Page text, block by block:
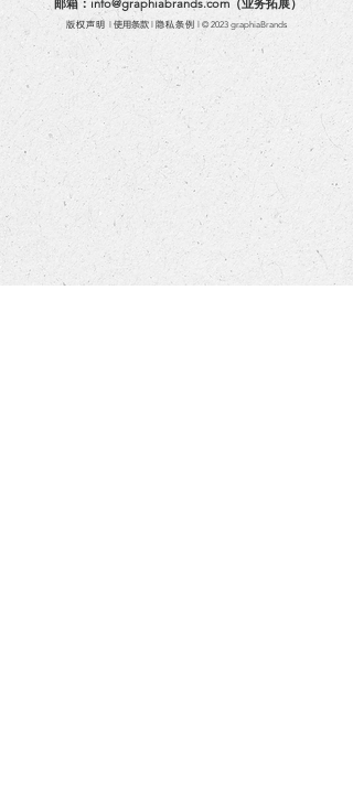
邮箱：info@graphiabrands.com（业务拓展）
版权声明 使用条款l 隐私条例 l © 2023 graphiaBrands